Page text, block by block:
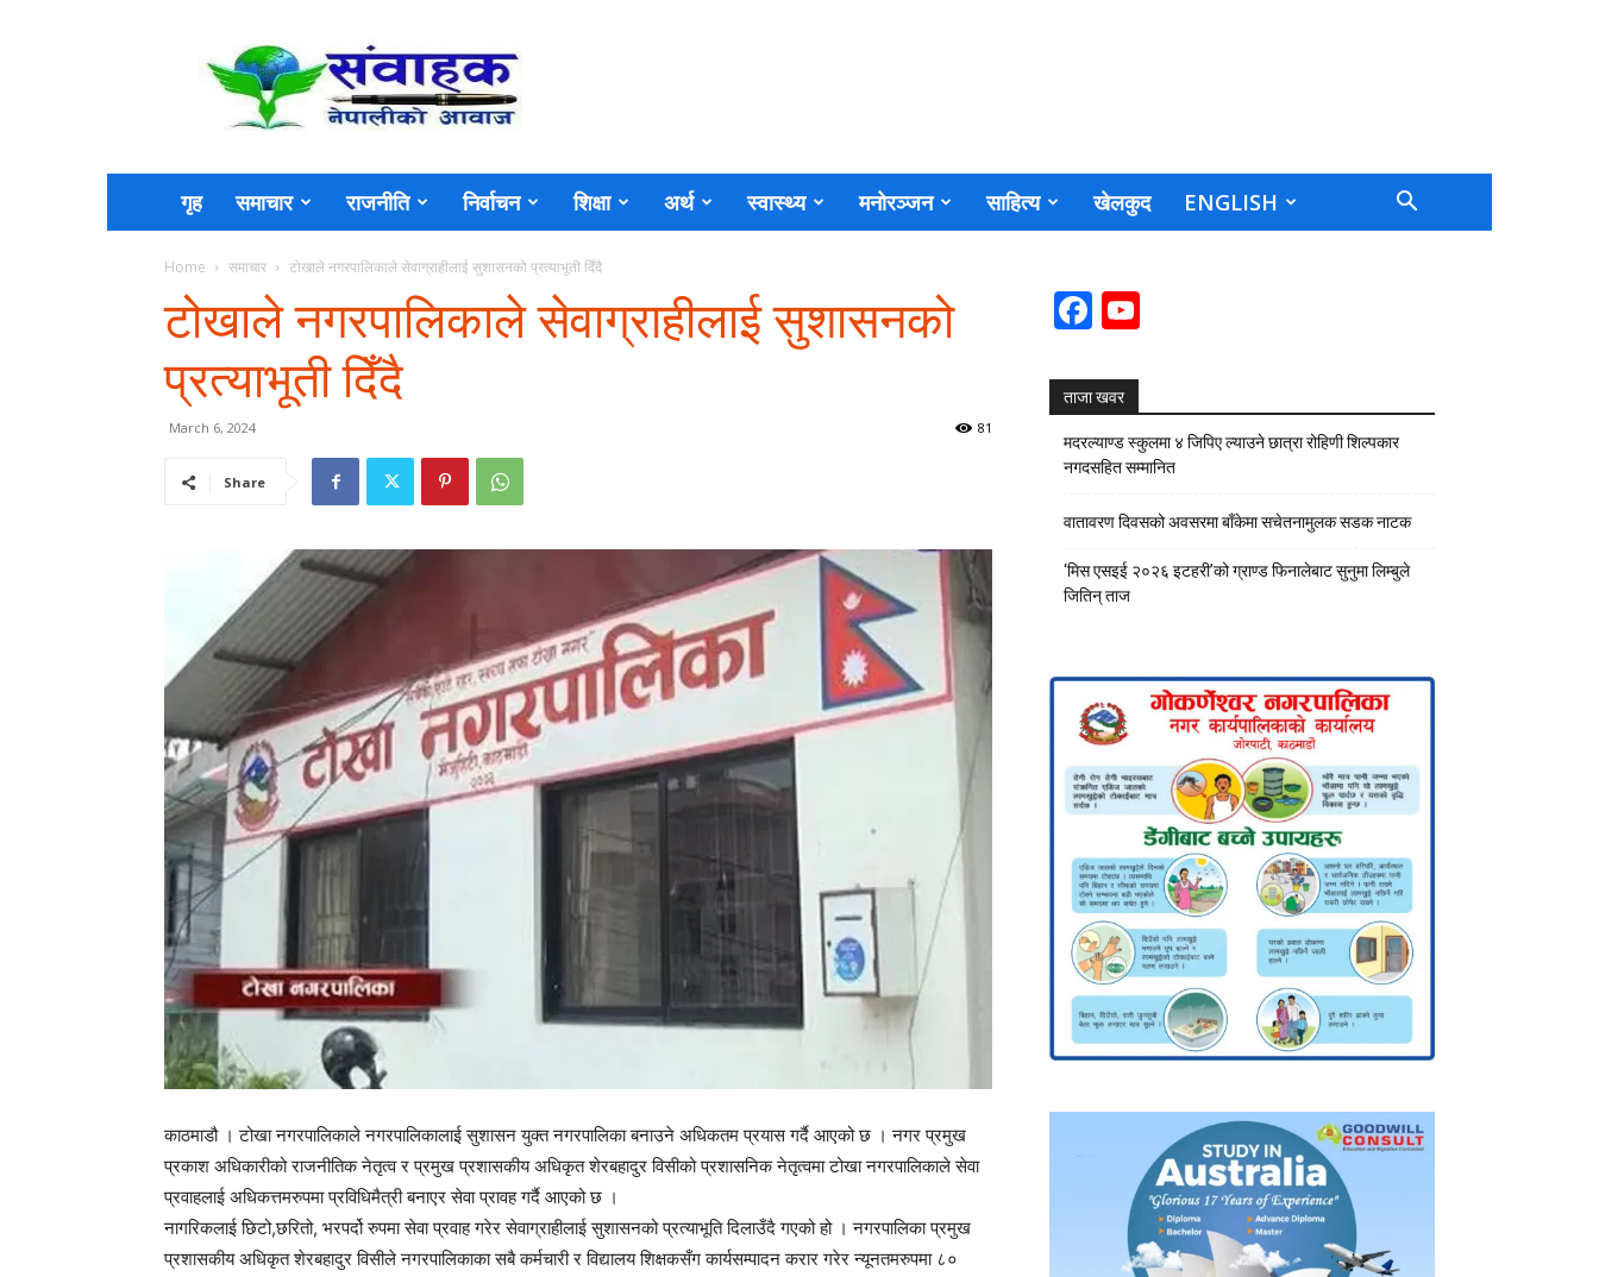
Sambahak
गृह समाचार राजनीति निर्वाचन शिक्षा अर्थ स्वास्थ्य मनोरञ्जन साहित्य खेलकुद ENGLISH
Home समाचार टोखाले नगरपालिकाले सेवाग्राहीलाई सुशासनको प्रत्याभूती दिँदै
टोखाले नगरपालिकाले सेवाग्राहीलाई सुशासनको
प्रत्याभूती दिँदै
March 6, 2024 81
Share
काठमाडौ । टोखा नगरपालिकाले नगरपालिकालाई सुशासन युक्त नगरपालिका बनाउने अधिकतम प्रयास गर्दै आएको छ । नगर प्रमुख
प्रकाश अधिकारीको राजनीतिक नेतृत्व र प्रमुख प्रशासकीय अधिकृत शेरबहादुर विसीको प्रशासनिक नेतृत्वमा टोखा नगरपालिकाले सेवा
प्रवाहलाई अधिकत्तमरुपमा प्रविधिमैत्री बनाएर सेवा प्रावह गर्दै आएको छ ।
नागरिकलाई छिटो,छरितो, भरपर्दो रुपमा सेवा प्रवाह गरेर सेवाग्राहीलाई सुशासनको प्रत्याभूति दिलाउँदै गएको हो । नगरपालिका प्रमुख
प्रशासकीय अधिकृत शेरबहादुर विसीले नगरपालिकाका सबै कर्मचारी र विद्यालय शिक्षकसँग कार्यसम्पादन करार गरेर न्यूनतमरुपमा ८०
Facebook
ताजा खवर
मदरल्याण्ड स्कुलमा ४ जिपिए ल्याउने छात्रा रोहिणी शिल्पकार
नगदसहित सम्मानित
वातावरण दिवसको अवसरमा बाँकेमा सचेतनामुलक सडक नाटक
‘मिस एसइई २०२६ इटहरी’को ग्राण्ड फिनालेबाट सुनुमा लिम्बुले
जितिन् ताज